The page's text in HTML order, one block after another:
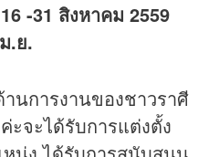
-31 สิงหาคม 2559
.ย.
านการงานของชาวราศี
จะได้รับการแต่งตั้ง